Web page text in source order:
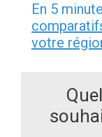
En 5
votre